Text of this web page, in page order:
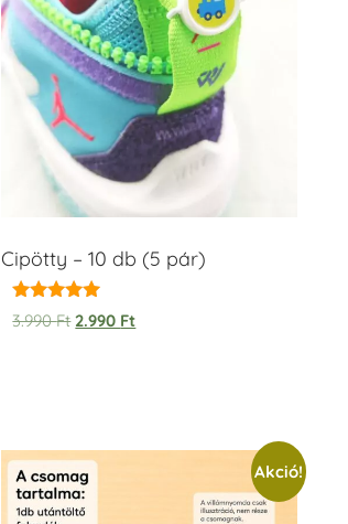
Cipötty – 10 db (5 pár)
Értékelés:
5.00
3.990Ft 2.990 Ft
Akció!